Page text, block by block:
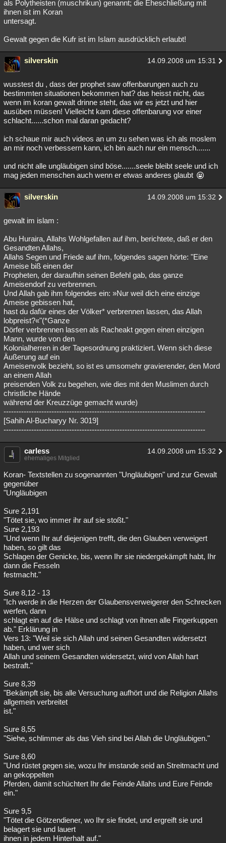
als Polytheisten (muschrikun) genannt; die Eheschließung mit
ihnen ist im Koran
untersagt.
Gewalt gegen die Kufr ist im Islam ausdrücklich erlaubt!
silverskin 14.09.2008 um 15:31
wusstest du , dass der prophet saw offenbarungen auch zu
bestimmten situationen bekommen hat? das heisst nicht, das
wenn im koran gewalt drinne steht, das wir es jetzt und hier
ausüben müssen! Vielleicht kam diese offenbarung vor einer
schlacht......schon mal daran gedacht?
ich schaue mir auch videos an um zu sehen was ich als moslem
an mir noch verbessern kann, ich bin auch nur ein mensch.......
und nicht alle ungläubigen sind böse.......seele bleibt seele und ich
mag jeden menschen auch wenn er etwas anderes glaubt
silverskin 14.09.2008 um 15:32
gewalt im islam :
Abu Huraira, Allahs Wohlgefallen auf ihm, berichtete, daß er den
Gesandten Allahs,
Allahs Segen und Friede auf ihm, folgendes sagen hörte: "Eine
Ameise biß einen der
Propheten, der daraufhin seinen Befehl gab, das ganze
Ameisendorf zu verbrennen.
Und Allah gab ihm folgendes ein: »Nur weil dich eine einzige
Ameise gebissen hat,
hast du dafür eines der Völker* verbrennen lassen, das Allah
lobpreist?«"(*Ganze
Dörfer verbrennen lassen als Racheakt gegen einen einzigen
Mann, wurde von den
Kolonialherren in der Tagesordnung praktiziert. Wenn sich diese
Äußerung auf ein
Ameisenvolk bezieht, so ist es umsomehr gravierender, den Mord
an einem Allah
preisenden Volk zu begehen, wie dies mit den Muslimen durch
christliche Hände
während der Kreuzzüge gemacht wurde)
--------------------------------------------------------------------------------
[Sahih Al-Bucharyy Nr. 3019]
--------------------------------------------------------------------------------
carless 14.09.2008 um 15:32
ehemaliges Mitglied
Koran- Textstellen zu sogenannten "Ungläubigen" und zur Gewalt
gegenüber
"Ungläubigen
Sure 2,191
"Tötet sie, wo immer ihr auf sie stoßt."
Sure 2,193
"Und wenn Ihr auf diejenigen trefft, die den Glauben verweigert
haben, so gilt das
Schlagen der Genicke, bis, wenn Ihr sie niedergekämpft habt, Ihr
dann die Fesseln
festmacht."
Sure 8,12 - 13
"Ich werde in die Herzen der Glaubensverweigerer den Schrecken
werfen, dann
schlagt ein auf die Hälse und schlagt von ihnen alle Fingerkuppen
ab." Erklärung in
Vers 13: "Weil sie sich Allah und seinen Gesandten widersetzt
haben, und wer sich
Allah und seinem Gesandten widersetzt, wird von Allah hart
bestraft."
Sure 8,39
"Bekämpft sie, bis alle Versuchung aufhört und die Religion Allahs
allgemein verbreitet
ist."
Sure 8,55
"Siehe, schlimmer als das Vieh sind bei Allah die Ungläubigen."
Sure 8,60
"Und rüstet gegen sie, wozu Ihr imstande seid an Streitmacht und
an gekoppelten
Pferden, damit schüchtert Ihr die Feinde Allahs und Eure Feinde
ein."
Sure 9,5
"Tötet die Götzendiener, wo Ihr sie findet, und ergreift sie und
belagert sie und lauert
ihnen in jedem Hinterhalt auf."